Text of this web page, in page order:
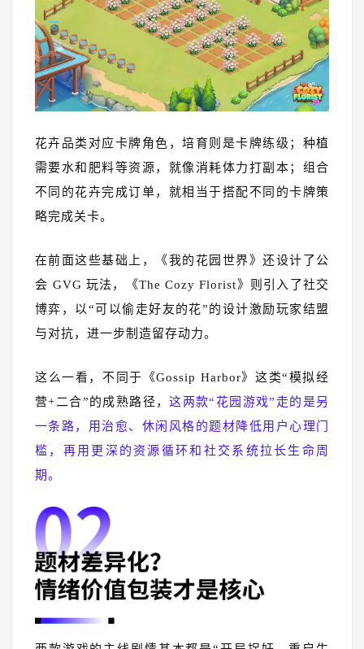
花卉品类对应卡牌角色，培育则是卡牌练级；种植
需要水和肥料等资源，就像消耗体力打副本；组合
不同的花卉完成订单，就相当于搭配不同的卡牌策
略完成关卡。
在前面这些基础上，《我的花园世界》还设计了公
会 GVG 玩法，《The Cozy Florist》则引入了社交
博弈，以“可以偷走好友的花”的设计激励玩家结盟
与对抗，进一步制造留存动力。
这么一看，不同于《Gossip Harbor》这类“模拟经
营+二合”的成熟路径，这两款“花园游戏”走的是另
一条路，用治愈、休闲风格的题材降低用户心理门
槛，再用更深的资源循环和社交系统拉长生命周
期。